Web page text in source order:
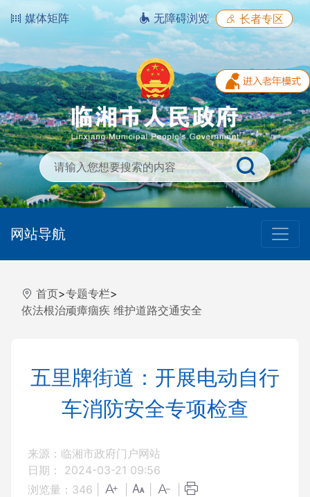
媒体矩阵 无障碍浏览 长者专区
网站导航
首页>专题专栏>
依法根治顽瘴痼疾 维护道路交通安全
五里牌街道：开展电动自行
车消防安全专项检查
来源：临湘市政府门户网站
日期： 2024-03-21 09:56
浏览量： 346